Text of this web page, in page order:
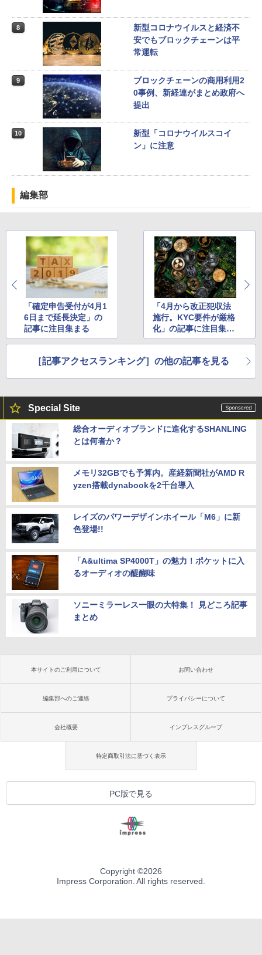
8
新型コロナウイルスと経済不
安でもブロックチェーンは平
常運転
9
ブロックチェーンの商用利用2
0事例、新経連がまとめ政府へ
提出
10
新型「コロナウイルスコイ
ン」に注意
編集部
「確定申告受付が4月1
6日まで延長決定」の
記事に注目集まる
「4月から改正犯収法
施行。KYC要件が厳格
化」の記事に注目集ま
る
［記事アクセスランキング］の他の記事を見る
Special Site
総合オーディオブランドに進化するSHANLING
とは何者か？
メモリ32GBでも予算内。産経新聞社がAMD R
yzen搭載dynabookを2千台導入
レイズのパワーデザインホイール「M6」に新
色登場!!
「A&ultima SP4000T」の魅力！ポケットに入
るオーディオの醍醐味
ソニーミラーレス一眼の大特集！ 見どころ記事
まとめ
本サイトのご利用について お問い合わせ
編集部へのご連絡 プライバシーについて
会社概要 インプレスグループ
特定商取引法に基づく表示
PC版で見る
Copyright ©2026
Impress Corporation. All rights reserved.